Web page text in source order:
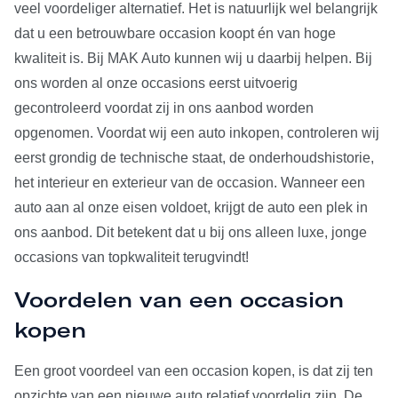
veel voordeliger alternatief. Het is natuurlijk wel belangrijk
dat u een betrouwbare occasion koopt én van hoge
kwaliteit is. Bij MAK Auto kunnen wij u daarbij helpen. Bij
ons worden al onze occasions eerst uitvoerig
gecontroleerd voordat zij in ons aanbod worden
opgenomen. Voordat wij een auto inkopen, controleren wij
eerst grondig de technische staat, de onderhoudshistorie,
het interieur en exterieur van de occasion. Wanneer een
auto aan al onze eisen voldoet, krijgt de auto een plek in
ons aanbod. Dit betekent dat u bij ons alleen luxe, jonge
occasions van topkwaliteit terugvindt!
Voordelen van een occasion
kopen
Een groot voordeel van een occasion kopen, is dat zij ten